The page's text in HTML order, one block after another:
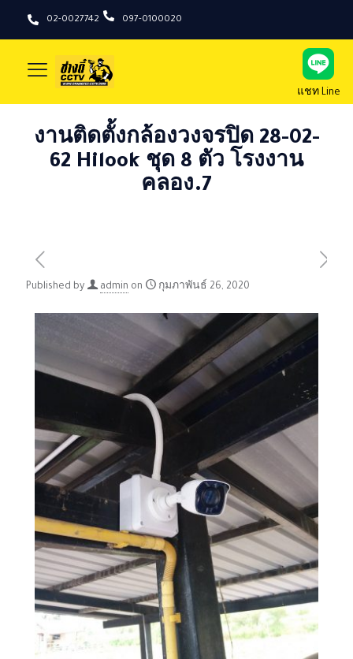
02-0027742 097-0100020
แชท Line
งานติดตั้งกล้องวงจรปิด 28-02-
62 Hilook ชุด 8 ตัว โรงงาน
คลอง.7
Published by admin on กุมภาพันธ์ 26, 2020